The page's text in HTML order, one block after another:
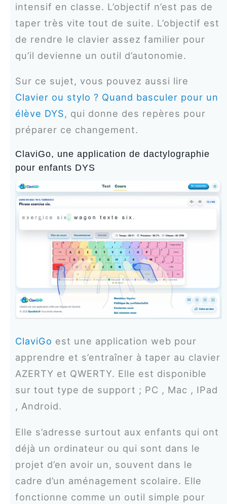
intensif en classe. L’objectif n’est pas de
taper très vite tout de suite. L’objectif est
de rendre le clavier assez familier pour
qu’il devienne un outil d’autonomie.
Sur ce sujet, vous pouvez aussi lire
Clavier ou stylo ? Quand basculer pour un
élève DYS, qui donne des repères pour
préparer ce changement.
ClaviGo, une application de dactylographie
pour enfants DYS
ClaviGo est une application web pour
apprendre et s’entraîner à taper au clavier
AZERTY et QWERTY. Elle est disponible
sur tout type de support ; PC , Mac , IPad
, Android.
Elle s’adresse surtout aux enfants qui ont
déjà un ordinateur ou qui sont dans le
projet d’en avoir un, souvent dans le
cadre d’un aménagement scolaire. Elle
fonctionne comme un outil simple pour